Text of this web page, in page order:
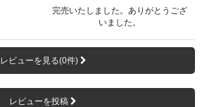
完売いたしました。ありがとうござ
いました。
レビューを見る(0件)
レビューを投稿